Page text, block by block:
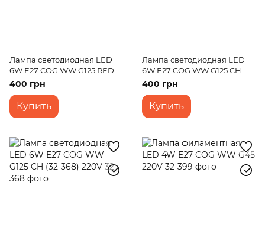
Лампа светодиодная LED
6W E27 COG WW G125 RED
220V
400 грн
Купить
Лампа светодиодная LED
6W E27 COG WW G125 CH
220V
400 грн
Купить